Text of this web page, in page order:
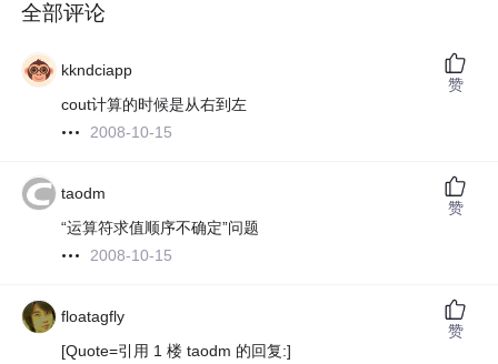
全部评论
kkndciapp
cout计算的时候是从右到左
2008-10-15
赞
taodm
“运算符求值顺序不确定”问题
2008-10-15
赞
floatagfly
[Quote=引用 1 楼 taodm 的回复:]
赞